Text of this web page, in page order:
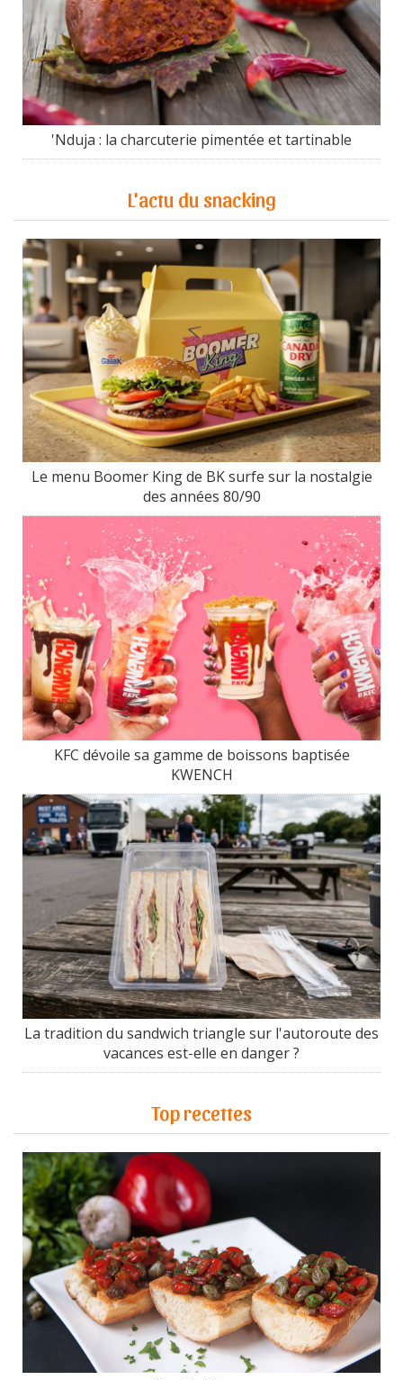
'Nduja : la charcuterie pimentée et tartinable
L'actu du snacking
Le menu Boomer King de BK surfe sur la nostalgie
des années 80/90
KFC dévoile sa gamme de boissons baptisée
KWENCH
La tradition du sandwich triangle sur l'autoroute des
vacances est-elle en danger ?
Top recettes